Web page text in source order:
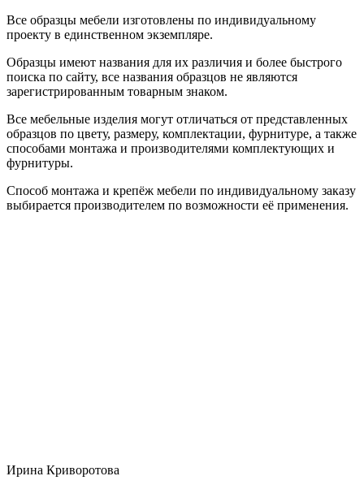
Все образцы мебели изготовлены по индивидуальному
проекту в единственном экземпляре.
Образцы имеют названия для их различия и более быстрого
поиска по сайту, все названия образцов не являются
зарегистрированным товарным знаком.
Все мебельные изделия могут отличаться от представленных
образцов по цвету, размеру, комплектации, фурнитуре, а также
способами монтажа и производителями комплектующих и
фурнитуры.
Способ монтажа и крепёж мебели по индивидуальному заказу
выбирается производителем по возможности её применения.
Ирина Криворотова